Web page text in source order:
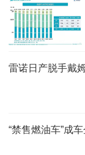
雷诺日产脱手戴
“禁售燃油车”成